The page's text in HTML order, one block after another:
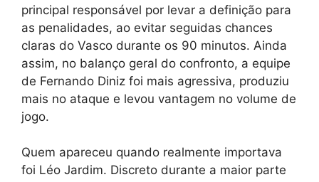
principal responsável por levar a definição para
as penalidades, ao evitar seguidas chances
claras do Vasco durante os 90 minutos. Ainda
assim, no balanço geral do confronto, a equipe
de Fernando Diniz foi mais agressiva, produziu
mais no ataque e levou vantagem no volume de
jogo.
Quem apareceu quando realmente importava
foi Léo Jardim. Discreto durante a maior parte